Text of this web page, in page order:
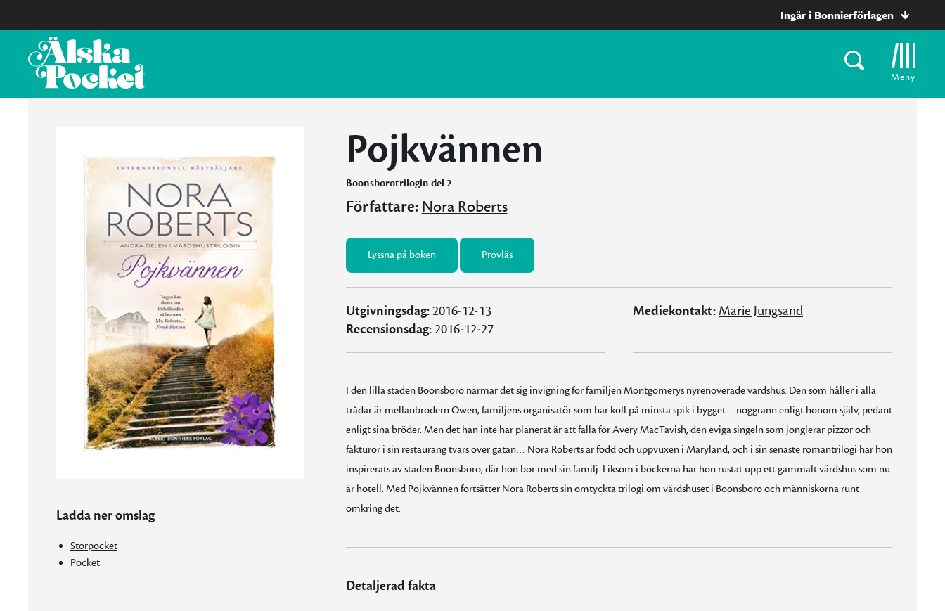
Ingår i Bonnierförlagen
Meny
Ladda ner omslag
Storpocket
Pocket
Pojkvännen
Boonsborotrilogin del 2
Författare: Nora Roberts
Lyssna på boken Provläs
Utgivningsdag:2016-12-13
Recensionsdag:2016-12-27
Mediekontakt:Marie Jungsand
I den lilla staden Boonsboro närmar det sig invigning för familjen Montgomerys nyrenoverade värdshus. Den som håller i alla
trådar är mellanbrodern Owen, familjens organisatör som har koll på minsta spik i bygget – noggrann enligt honom själv, pedant
enligt sina bröder. Men det han inte har planerat är att falla för Avery MacTavish, den eviga singeln som jonglerar pizzor och
fakturor i sin restaurang tvärs över gatan… Nora Roberts är född och uppvuxen i Maryland, och i sin senaste romantrilogi har hon
inspirerats av staden Boonsboro, där hon bor med sin familj. Liksom i böckerna har hon rustat upp ett gammalt värdshus som nu
är hotell. Med Pojkvännen fortsätter Nora Roberts sin omtyckta trilogi om värdshuset i Boonsboro och människorna runt
omkring det.
Detaljerad fakta